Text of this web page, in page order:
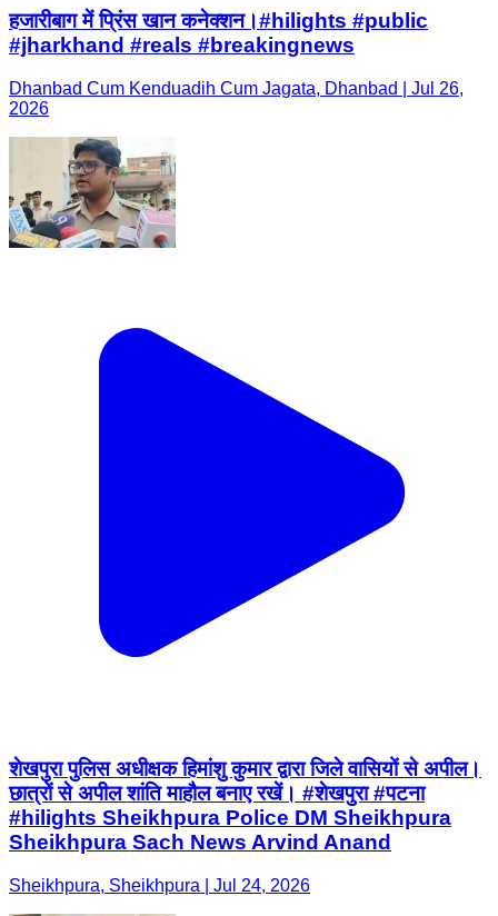
हजारीबाग में प्रिंस खान कनेक्शन।#hilights #public
#jharkhand #reals #breakingnews
Dhanbad Cum Kenduadih Cum Jagata, Dhanbad | Jul 26,
2026
शेखपुरा पुलिस अधीक्षक हिमांशु कुमार द्वारा जिले वासियों से अपील।
छात्रों से अपील शांति माहौल बनाए रखें। #शेखपुरा #पटना
#hilights Sheikhpura Police DM Sheikhpura
Sheikhpura Sach News Arvind Anand
Sheikhpura, Sheikhpura | Jul 24, 2026